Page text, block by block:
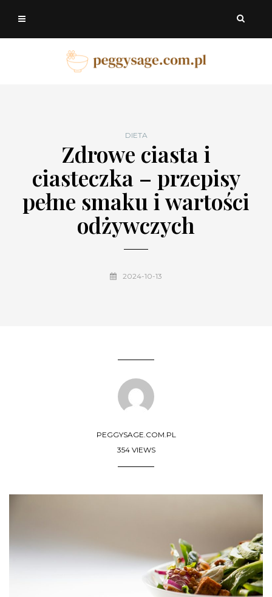
DIETA
Zdrowe ciasta i
ciasteczka – przepisy
pełne smaku i wartości
odżywczych
2024-10-13
PEGGYSAGE.COM.PL
354 VIEWS